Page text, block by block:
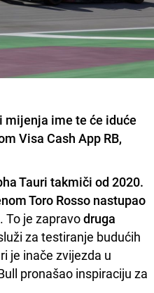
mijenja ime te će iduće
Visa Cash App RB,
Tauri takmiči od 2020.
Toro Rosso nastupao
. To je zapravodruga
za testiranje budućih
je inače zvijezda u
pronašao inspiraciju za